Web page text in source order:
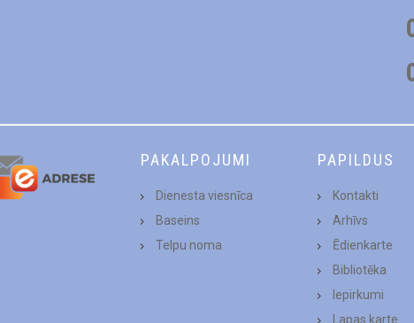
PAKALPOJUMI
Dienesta viesnīca
Baseins
Telpu noma
PAPILDUS
Kontakti
Arhīvs
Ēdienkarte
Bibliotēka
Iepirkumi
Lapas karte